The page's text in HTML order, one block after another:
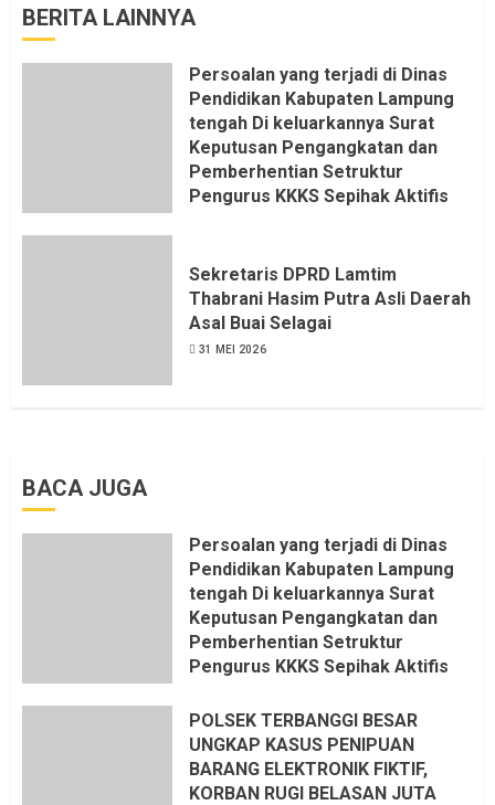
BERITA LAINNYA
Persoalan yang terjadi di Dinas
Pendidikan Kabupaten Lampung
tengah Di keluarkannya Surat
Keputusan Pengangkatan dan
Pemberhentian Setruktur
Pengurus KKKS Sepihak Aktifis
Dapat saya pastikan penuh Unsur
KKN, dan Unsur Politik.
6 AGUSTUS 2026
Sekretaris DPRD Lamtim
Thabrani Hasim Putra Asli Daerah
Asal Buai Selagai
31 MEI 2026
BACA JUGA
Persoalan yang terjadi di Dinas
Pendidikan Kabupaten Lampung
tengah Di keluarkannya Surat
Keputusan Pengangkatan dan
Pemberhentian Setruktur
Pengurus KKKS Sepihak Aktifis
Sangat menantang Aturan dan
Dapat saya pastikan penuh Unsur
KKN, dan Unsur Politik.
6 AGUSTUS 2026
POLSEK TERBANGGI BESAR
UNGKAP KASUS PENIPUAN
BARANG ELEKTRONIK FIKTIF,
KORBAN RUGI BELASAN JUTA